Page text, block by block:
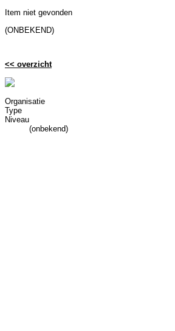
Item niet gevonden
(ONBEKEND)
<< overzicht
Organisatie
Type
Niveau
(onbekend)